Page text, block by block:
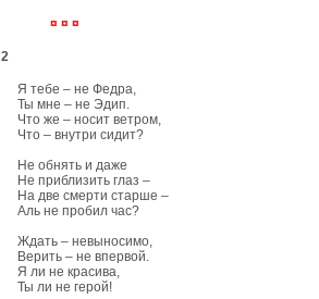
¤ ¤ ¤
2
Я тебе – не Федра,
Ты мне – не Эдип.
Что же – носит ветром,
Что – внутри сидит?
Не обнять и даже
Не приблизить глаз –
На две смерти старше –
Аль не пробил час?
Ждать – невыносимо,
Верить – не впервой.
Я ли не красива,
Ты ли не герой!